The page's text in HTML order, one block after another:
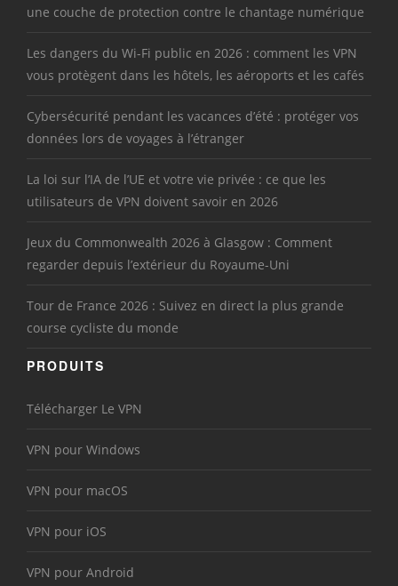
une couche de protection contre le chantage numérique
Les dangers du Wi-Fi public en 2026 : comment les VPN
vous protègent dans les hôtels, les aéroports et les cafés
Cybersécurité pendant les vacances d’été : protéger vos
données lors de voyages à l’étranger
La loi sur l’IA de l’UE et votre vie privée : ce que les
utilisateurs de VPN doivent savoir en 2026
Jeux du Commonwealth 2026 à Glasgow : Comment
regarder depuis l’extérieur du Royaume-Uni
Tour de France 2026 : Suivez en direct la plus grande
course cycliste du monde
PRODUITS
Télécharger Le VPN
VPN pour Windows
VPN pour macOS
VPN pour iOS
VPN pour Android